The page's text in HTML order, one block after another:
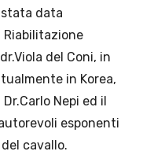
data
Riabilitazione
del Coni, in
in Korea,
Nepi ed il
esponenti
cavallo.